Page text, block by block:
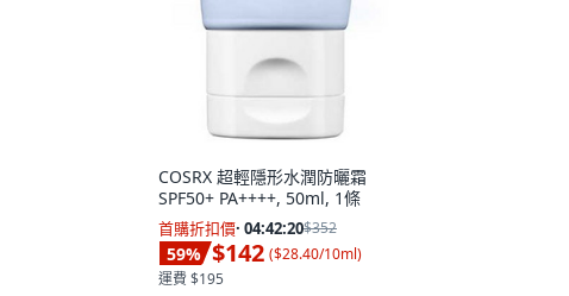
COSRX 超輕隱形水潤防曬霜
SPF50+ PA++++, 50ml, 1條
首購折扣價· 04:42:19$352
59% $142 ($28.40/10ml)
運費 $195